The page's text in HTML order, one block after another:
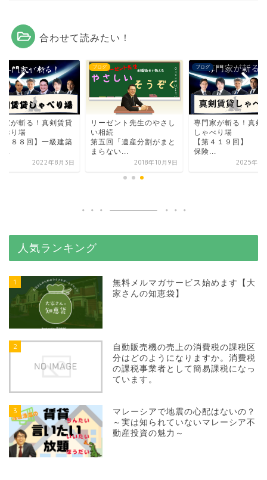
合わせて読みたい！
家が斬る！真剣賃貸
べり場
２８８回】一級建築
2022年8月3日
ブログ
リーゼント先生のやさし
い相続
第五回「遺産分割がまと
まらない...
2018年10月9日
ブログ
専門家が斬る！真剣
しゃべり場
【第４１９回】
保険...
2025年5
人気ランキング
1
無料メルマガサービス始めます【大
家さんの知恵袋】
2
自動販売機の売上の消費税の課税区
分はどのようになりますか。消費税
の課税事業者として簡易課税になっ
ています。
3
マレーシアで地震の心配はないの？
～実は知られていないマレーシア不
動産投資の魅力～